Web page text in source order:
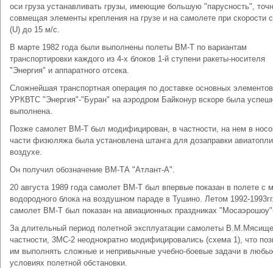
оси груза устанавливать грузы, имеющие большую "парусность",
совмещая элементы крепления на грузе и на самолете при скорости
(U) до 15 м/с.
В марте 1982 года были выполнены полеты ВМ-Т по вариантам
транспортировки каждого из 4-х блоков 1-й ступени ракеты-носителя
"Энергия" и аппаратного отсека.
Сложнейшая транспортная операция по доставке основных элементов
УРКВТС "Энергия"-"Буран" на аэродром Байконур вскоре была
выполнена.
Позже самолет ВМ-Т был модифицирован, в частности, на нем в
части физюляжа была установлена штанга для дозаправки
воздухе.
Он получил обозначение ВМ-ТА "Атлант-А".
20 августа 1989 года самолет ВМ-Т был впервые показан в полете с
водородного блока на воздушном параде в Тушино. Летом 1992-
самолет ВМ-Т был показан на авиационных праздниках
За длительный период полетной эксплуатации самолеты
частности, 3МС-2 неоднократно модифицировались (схема 1), что
им выполнять сложные и непривычные учебно-боевые задачи в
условиях полетной обстановки.